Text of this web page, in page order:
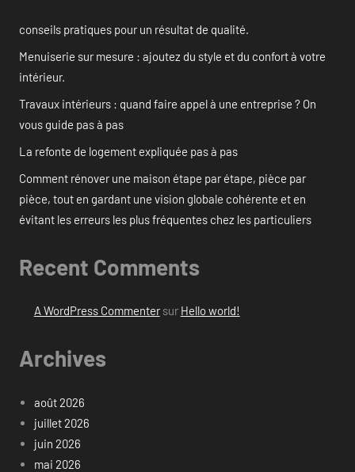
conseils pratiques pour un résultat de qualité.
Menuiserie sur mesure : ajoutez du style et du confort à votre
intérieur.
Travaux intérieurs : quand faire appel à une entreprise ? On
vous guide pas à pas
La refonte de logement expliquée pas à pas
Comment rénover une maison étape par étape, pièce par
pièce, tout en gardant une vision globale cohérente et en
évitant les erreurs les plus fréquentes chez les particuliers
Recent Comments
A WordPress Commentersur Hello world!
Archives
août 2026
juillet 2026
juin 2026
mai 2026